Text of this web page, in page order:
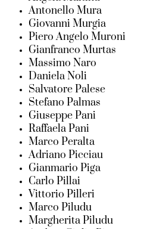
Antonello Mura
Giovanni Murgia
Piero Angelo Muroni
Gianfranco Murtas
Massimo Naro
Daniela Noli
Salvatore Palese
Stefano Palmas
Giuseppe Pani
Raffaela Pani
Marco Peralta
Adriano Picciau
Gianmario Piga
Carlo Pillai
Vittorio Pilleri
Marco Piludu
Margherita Piludu